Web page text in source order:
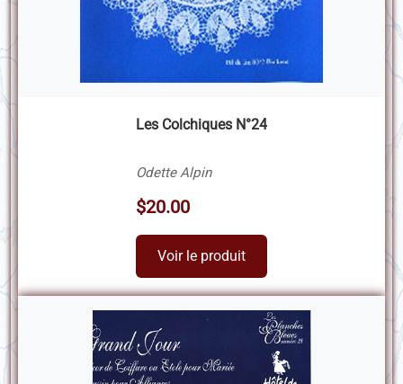
Les Colchiques N°24
Odette Alpin
$20.00
Voir le produit